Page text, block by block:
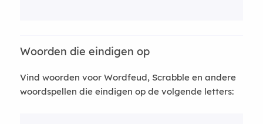
Woorden die eindigen op
Vind woorden voor Wordfeud, Scrabble en andere
woordspellen die eindigen op de volgende letters: